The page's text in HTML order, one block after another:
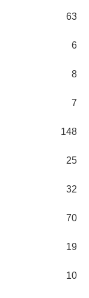
63
6
8
7
148
25
32
70
19
10